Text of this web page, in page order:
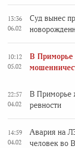
13:36
06.02
Суд вынес
10:12
05.02
В Приморье
22:57
04.02
В Приморье
ревности
14:59
04.02
Авария на
человек во